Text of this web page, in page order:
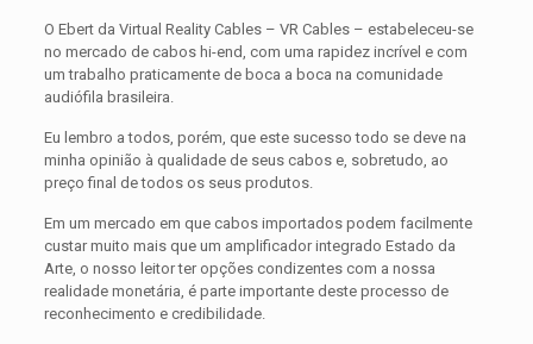
O Ebert da Virtual Reality Cables – VR Cables – estabeleceu-se
no mercado de cabos hi-end, com uma rapidez incrível e com
um trabalho praticamente de boca a boca na comunidade
audiófila brasileira.
Eu lembro a todos, porém, que este sucesso todo se deve na
minha opinião à qualidade de seus cabos e, sobretudo, ao
preço final de todos os seus produtos.
Em um mercado em que cabos importados podem facilmente
custar muito mais que um amplificador integrado Estado da
Arte, o nosso leitor ter opções condizentes com a nossa
realidade monetária, é parte importante deste processo de
reconhecimento e credibilidade.